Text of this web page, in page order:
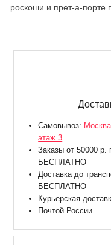
роскоши и прет-а-порте
Самовывоз:
этаж 3
Заказы от 50000
БЕСПЛАТНО
Доставка до
БЕСПЛАТНО
Курьерская
Почтой России